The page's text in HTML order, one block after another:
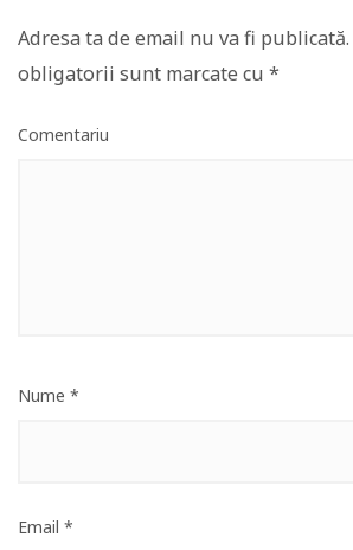
Adresa ta de email nu va fi publicată.
obligatorii sunt marcate cu *
Comentariu
Nume *
Email *